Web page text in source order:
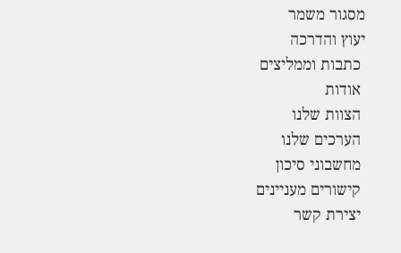
מסגור משמר
יעוץ והדרכה
כתבות וממליצים
אודות
הצוות שלנו
הערכים שלנו
מחשבוני סיכון
קישורים מעניינים
יצירת קשר